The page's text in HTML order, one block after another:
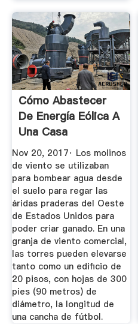
Cómo Abastecer
De Energía Eólica A
Una Casa
Nov 20, 2017· Los molinos
de viento se utilizaban
para bombear agua desde
el suelo para regar las
áridas praderas del Oeste
de Estados Unidos para
poder criar ganado. En una
granja de viento comercial,
las torres pueden elevarse
tanto como un edificio de
20 pisos, con hojas de 300
pies (90 metros) de
diámetro, la longitud de
una cancha de fútbol.